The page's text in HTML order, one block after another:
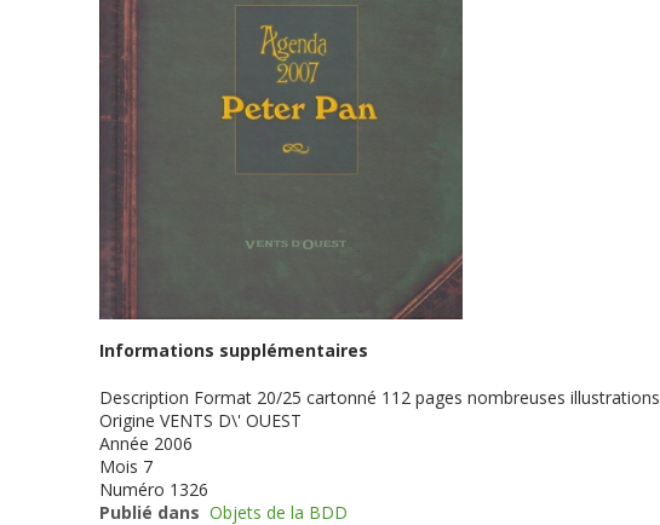
Informations supplémentaires
Description Format 20/25 cartonné 112 pages nombreuses illustrations
Origine VENTS D\' OUEST
Année 2006
Mois 7
Numéro 1326
Publié dans Objets de la BDD